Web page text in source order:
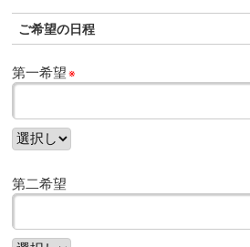
ご希望の日程
第一希望 ※
第二希望